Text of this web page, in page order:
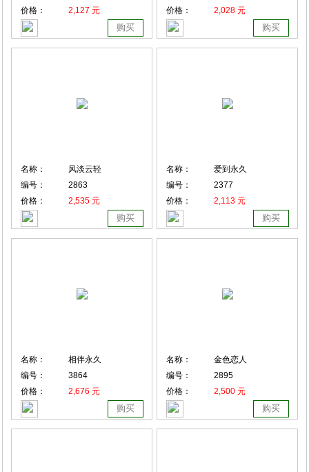
价格：
2,127 元
购买
价格：
2,028 元
购买
名称：
风淡云轻
编号：
2863
价格：
2,535 元
购买
名称：
爱到永久
编号：
2377
价格：
2,113 元
购买
名称：
相伴永久
编号：
3864
价格：
2,676 元
购买
名称：
金色恋人
编号：
2895
价格：
2,500 元
购买